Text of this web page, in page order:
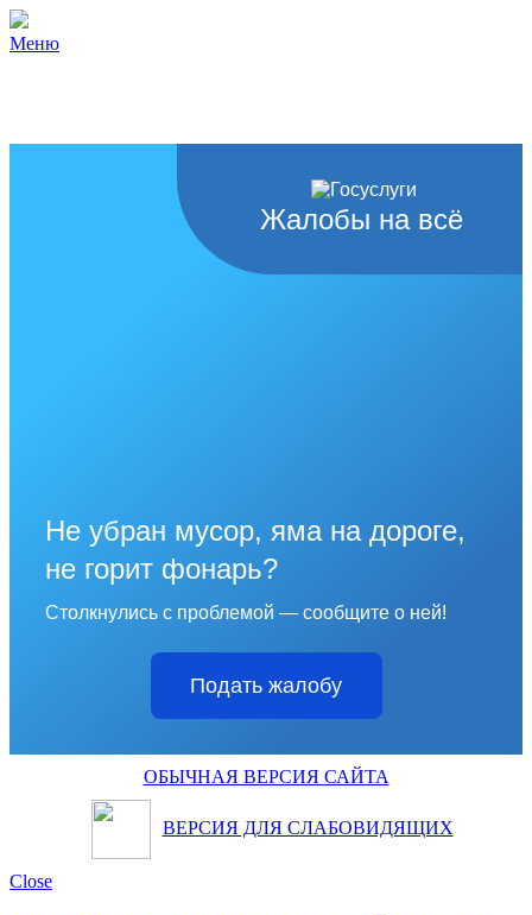
Меню
Жалобы на всё
Не убран мусор, яма на дороге,
не горит фонарь?
Столкнулись с проблемой — сообщите о ней!
Подать жалобу
ОБЫЧНАЯ ВЕРСИЯ САЙТА
ВЕРСИЯ ДЛЯ СЛАБОВИДЯЩИХ
Close